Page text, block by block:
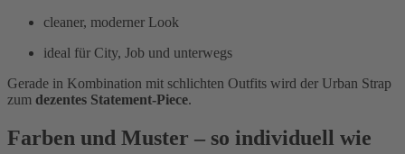
cleaner, moderner Look
ideal für City, Job und unterwegs
Gerade in Kombination mit schlichten Outfits wird der Urban Strap
zum dezentes Statement-Piece.
Farben und Muster – so individuell wie